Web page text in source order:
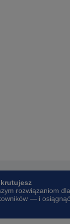
rozwiązaniom dla
— i osiągnąć